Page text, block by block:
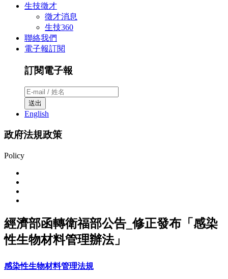
生技徵才
徵才消息
生技360
聯絡我們
電子報訂閱
訂閱電子報
送出
English
政府法規政策
Policy
經濟部函轉衛福部公告_修正發布「感染
性生物材料管理辦法」
感染性生物材料管理法規